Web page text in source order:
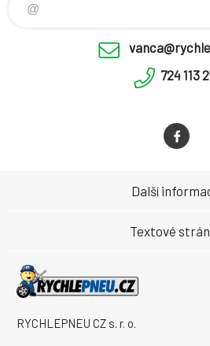
724 113
RYCHLEPNEU CZ s. r. o.
Další
Textové